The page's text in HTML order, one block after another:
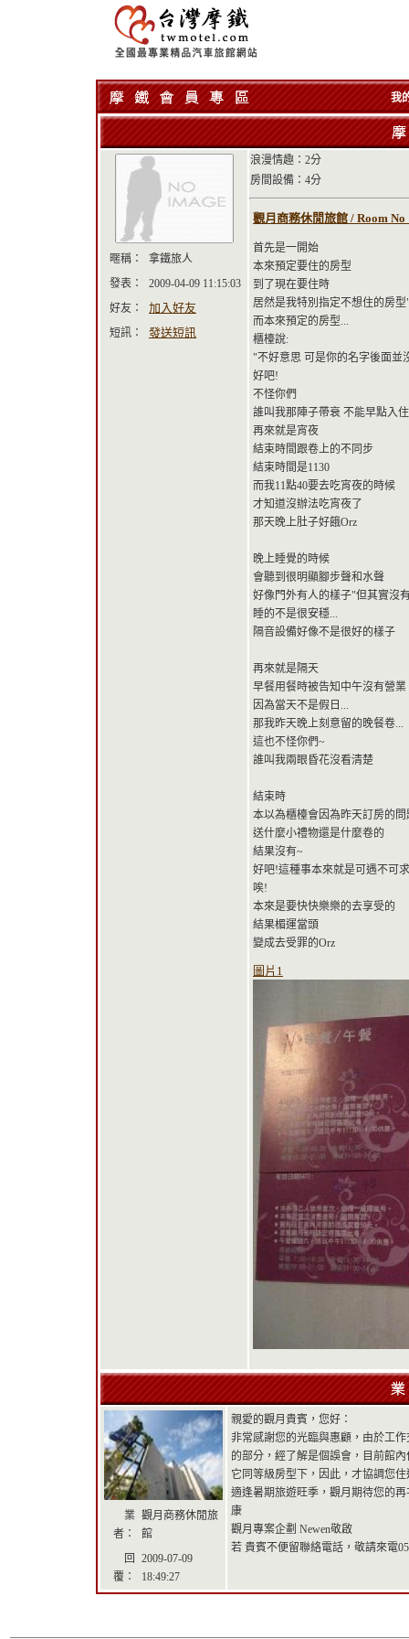
我
暱稱：
拿鐵旅人
發表：
2009-04-09 11:15:03
好友：
加入好友
短訊： 發送短訊
浪漫情趣：2分
房間設備：4分
觀月商務休閒旅館 / Room No
首先是一開始
本來預定要住的房型
到了現在要住時
居然是我特別指定不想住的房
而本來預定的房型...
櫃檯說:
"不好意思 可是你的名字後面並
好吧!
不怪你們
誰叫我那陣子帶衰 不能早點入
再來就是宵夜
結束時間跟卷上的不同步
結束時間是1130
而我11點40要去吃宵夜的時候
才知道沒辦法吃宵夜了
那天晚上肚子好餓Orz
晚上睡覺的時候
會聽到很明顯腳步聲和水聲
好像門外有人的樣子"但其實沒
睡的不是很安穩...
隔音設備好像不是很好的樣子
再來就是隔天
早餐用餐時被告知中午沒有營業
因為當天不是假日...
那我昨天晚上刻意留的晚餐卷...
這也不怪你們~
誰叫我兩眼昏花沒看清楚
結束時
本以為櫃檯會因為昨天訂房的問
送什麼小禮物還是什麼卷的
結果沒有~
好吧!這種事本來就是可遇不可求
唉!
本來是要快快樂樂的去享受的
結果楣運當頭
變成去受罪的Orz
圖片1
業
者：
觀月商務休閒旅
館
回
覆：
2009-07-09
18:49:27
親愛的觀月貴賓，您好：
非常感謝您的光臨與惠顧，由於工
的部分，經了解是個誤會，目前館
它同等級房型下，因此，才協調您
適逢暑期旅遊旺季，觀月期待您的
康
觀月專案企劃 Newen敬啟
若 貴賓不便留聯絡電話，敬請來電